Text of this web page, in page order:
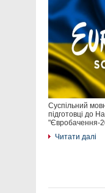
Суспільний
підготовці до
"Євробачення-
Читати далі